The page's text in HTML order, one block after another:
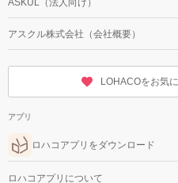
アスクル株式会社（会社概要）
LOHACOをお気
アプリ
ロハコアプリをダウンロード
ロハコアプリについて